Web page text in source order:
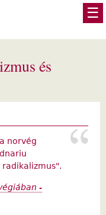
☰
és
norvég
radikalizmus".
-